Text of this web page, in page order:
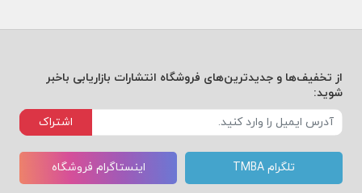
از تخفیف‌ها و جدیدترین‌های فروشگاه انتشارات بازاریابی باخبر
شوید:
اشتراک
تلگرام TMBA اینستاگرام فروشگاه